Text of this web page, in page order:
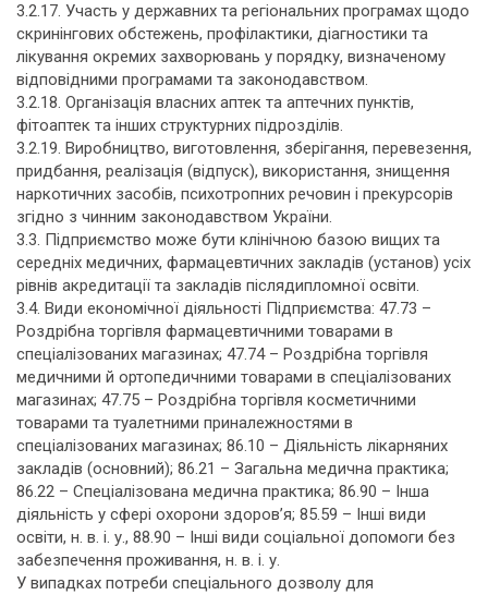
3.2.17. Участь у державних та регіональних програмах щодо
скринінгових обстежень, профілактики, діагностики та
лікування окремих захворювань у порядку, визначеному
відповідними програмами та законодавством.
3.2.18. Організація власних аптек та аптечних пунктів,
фітоаптек та інших структурних підрозділів.
3.2.19. Виробництво, виготовлення, зберігання, перевезення,
придбання, реалізація (відпуск), використання, знищення
наркотичних засобів, психотропних речовин і прекурсорів
згідно з чинним законодавством України.
3.3. Підприємство може бути клінічною базою вищих та
середніх медичних, фармацевтичних закладів (установ) усіх
рівнів акредитації та закладів післядипломної освіти.
3.4. Види економічної діяльності Підприємства: 47.73 –
Роздрібна торгівля фармацевтичними товарами в
спеціалізованих магазинах; 47.74 – Роздрібна торгівля
медичними й ортопедичними товарами в спеціалізованих
магазинах; 47.75 – Роздрібна торгівля косметичними
товарами та туалетними приналежностями в
спеціалізованих магазинах; 86.10 – Діяльність лікарняних
закладів (основний); 86.21 – Загальна медична практика;
86.22 – Спеціалізована медична практика; 86.90 – Інша
діяльність у сфері охорони здоров’я; 85.59 – Інші види
освіти, н. в. і. у., 88.90 – Інші види соціальної допомоги без
забезпечення проживання, н. в. і. у.
У випадках потреби спеціального дозволу для